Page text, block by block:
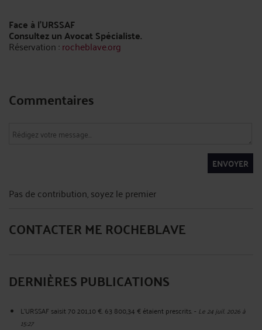
Face à l’URSSAF
Consultez un Avocat Spécialiste.
Réservation :rocheblave.org
Commentaires
ENVOYER
Pas de contribution, soyez le premier
CONTACTER ME ROCHEBLAVE
DERNIÈRES PUBLICATIONS
L'URSSAF saisit 70 201,10 €. 63 800,34 € étaient prescrits.- Le 24 juil. 2026 à
15:27